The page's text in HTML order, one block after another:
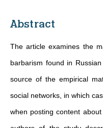
Abstract
The article examines the
barbarism found in
source of the empirical
social networks, in which
when posting content